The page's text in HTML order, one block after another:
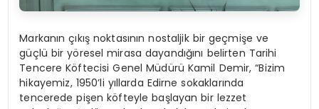
Markanın çıkış noktasının nostaljik bir geçmişe ve
güçlü bir yöresel mirasa dayandığını belirten Tarihi
Tencere Köftecisi Genel Müdürü Kamil Demir, “Bizim
hikayemiz, 1950’li yıllarda Edirne sokaklarında
tencerede pişen köfteyle başlayan bir lezzet